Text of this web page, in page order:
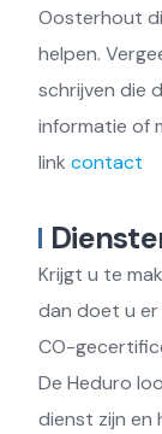
Oosterhout
helpen.
schrijven die
informatie of
link contact
Krijgt u te
dan doet u
CO-
De Heduro
dienst zijn en